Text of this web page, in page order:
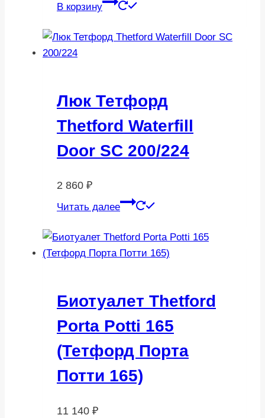
В корзину
Люк Тетфорд
Thetford Waterfill
Door SC 200/224
2 860 ₽
Читать далее
Биотуалет Thetford
Porta Potti 165
(Тетфорд Порта
Потти 165)
11 140 ₽